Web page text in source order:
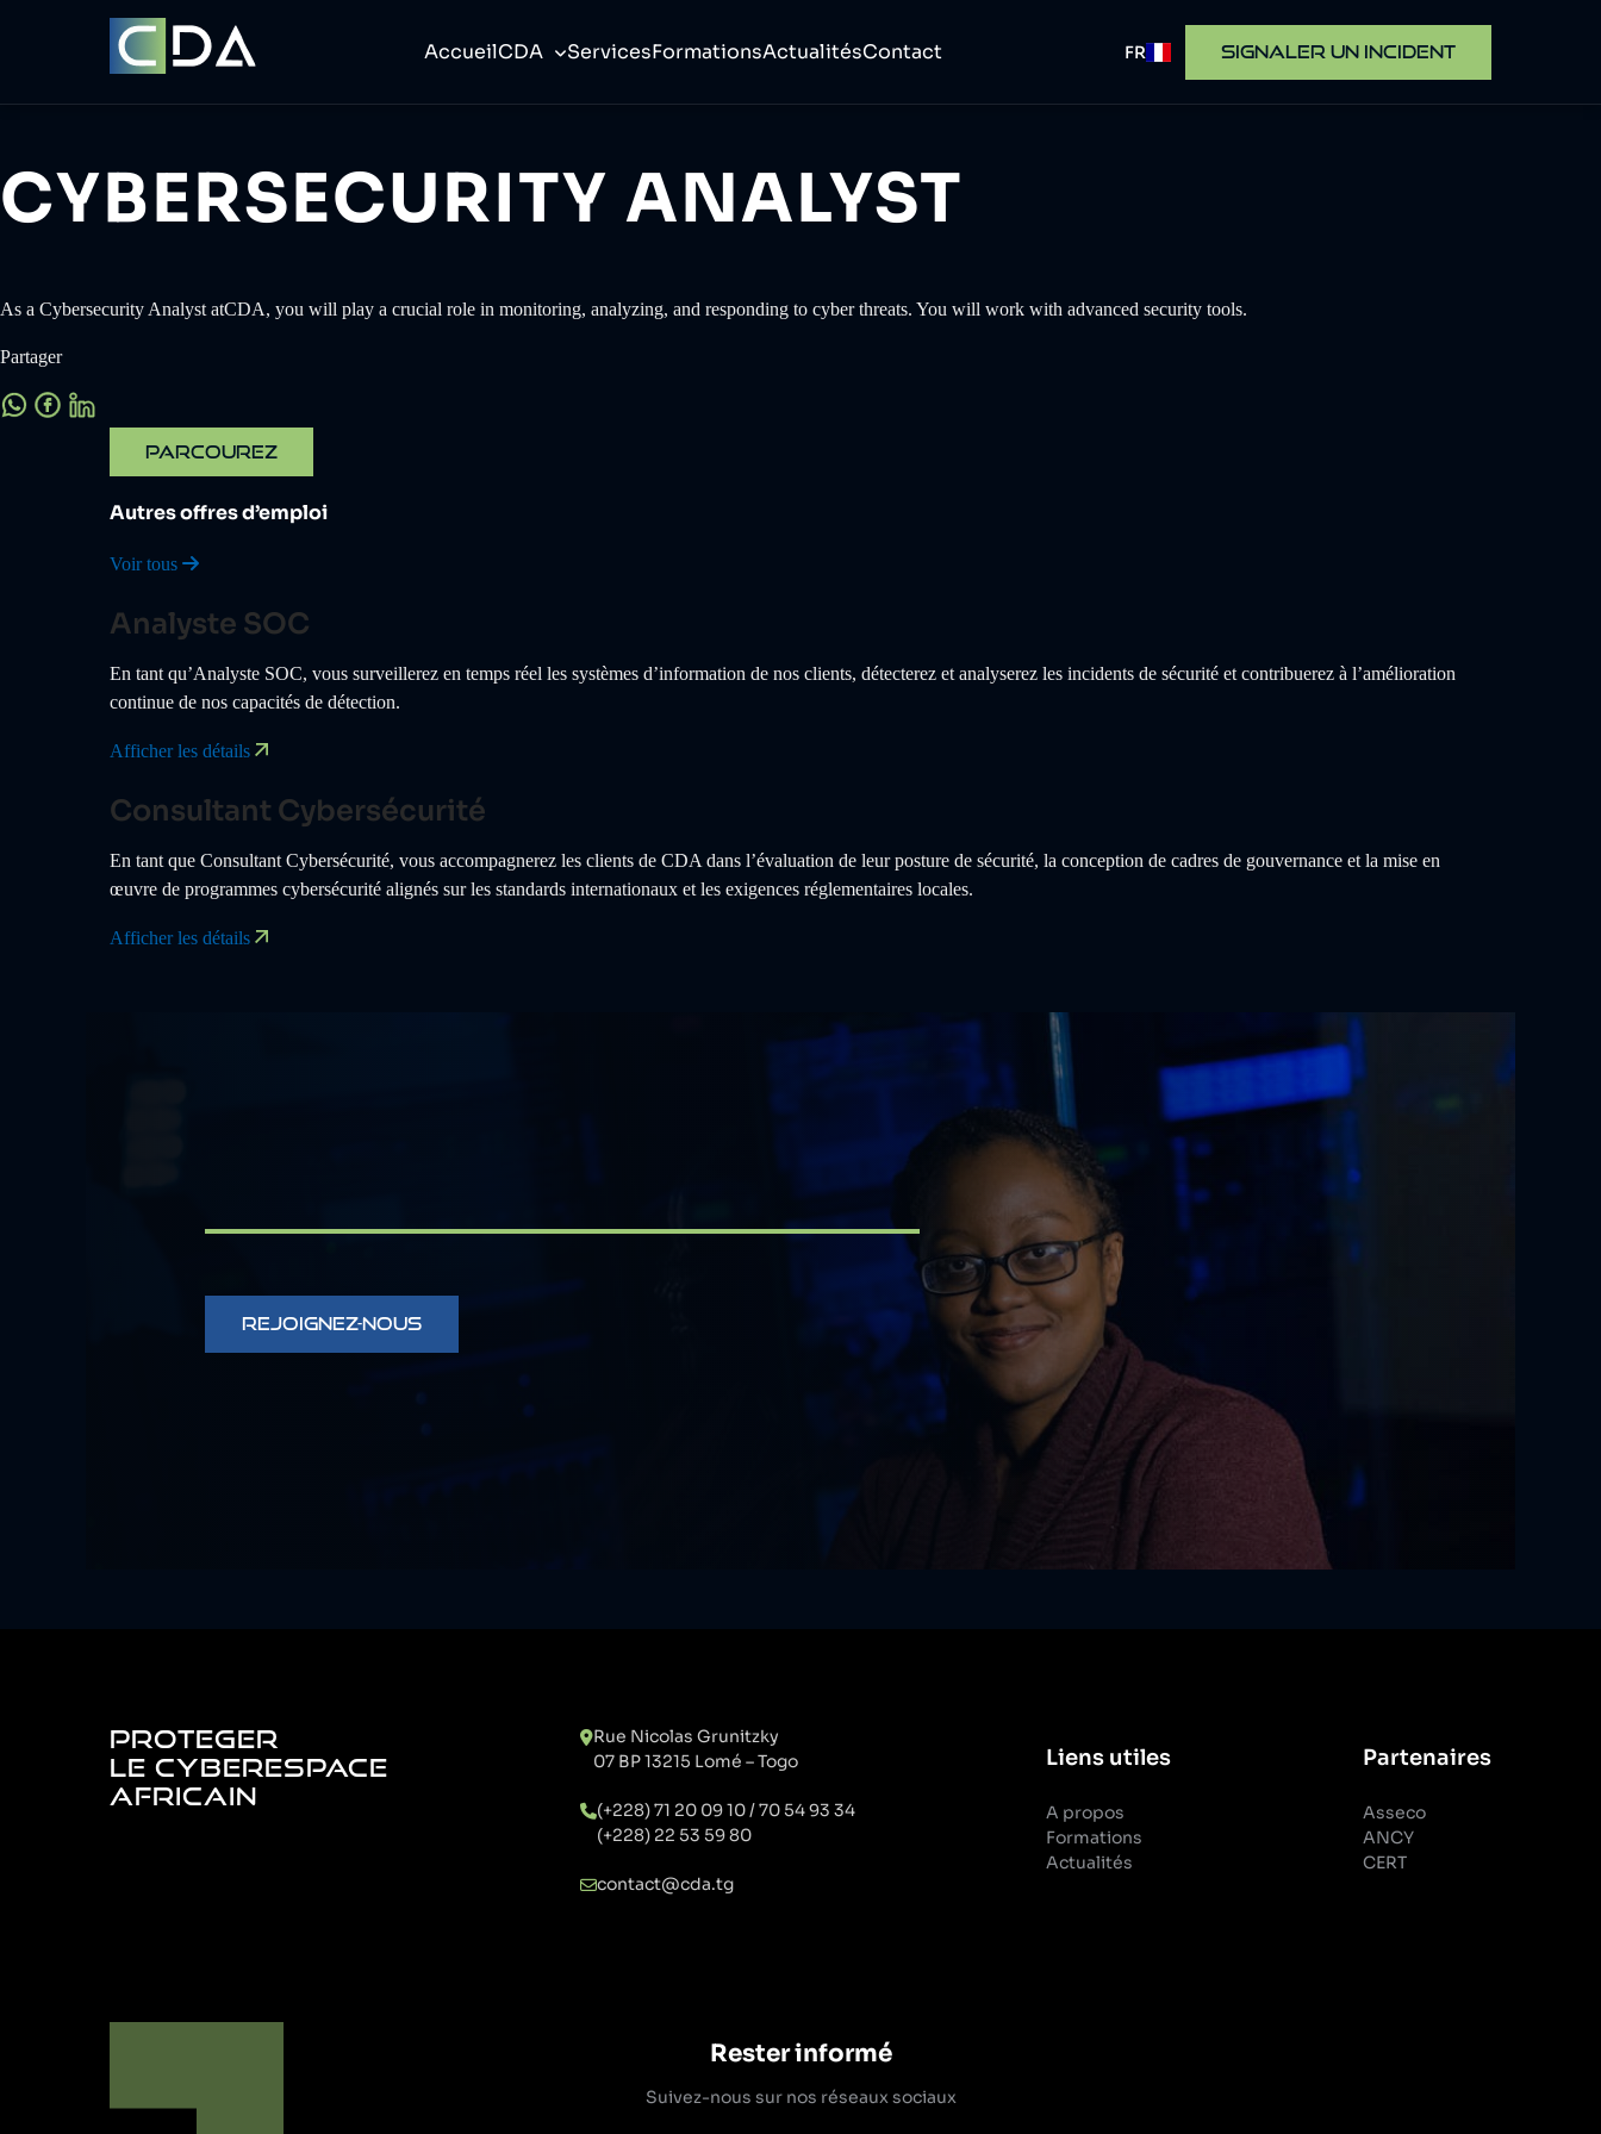
AccueilCDA ServicesFormationsActualitésContact FR SIGNALER UN INCIDENT
CYBERSECURITY ANALYST
As a Cybersecurity Analyst atCDA, you will play a crucial role in monitoring, analyzing, and responding to cyber threats. You will work with advanced security tools.
Partager
PARCOUREZ
Autres offres d’emploi
Voir tous
Analyste SOC
En tant qu’Analyste SOC, vous surveillerez en temps réel les systèmes d’information de nos clients, détecterez et analyserez les incidents de sécurité et contribuerez à l’amélioration
continue de nos capacités de détection.
Afficher les détails
Consultant Cybersécurité
En tant que Consultant Cybersécurité, vous accompagnerez les clients de CDA dans l’évaluation de leur posture de sécurité, la conception de cadres de gouvernance et la mise en
œuvre de programmes cybersécurité alignés sur les standards internationaux et les exigences réglementaires locales.
Afficher les détails
REJOIGNEZ-NOUS
PROTEGER
LE CYBERESPACE
AFRICAIN
Rue Nicolas Grunitzky
07 BP 13215 Lomé – Togo
(+228) 71 20 09 10 / 70 54 93 34
(+228) 22 53 59 80
contact@cda.tg
Liens utiles
A propos
Formations
Actualités
Partenaires
Asseco
ANCY
CERT
Rester informé
Suivez-nous sur nos réseaux sociaux